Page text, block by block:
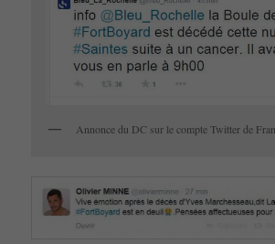
Annonce du DC sur le compte Twitter de